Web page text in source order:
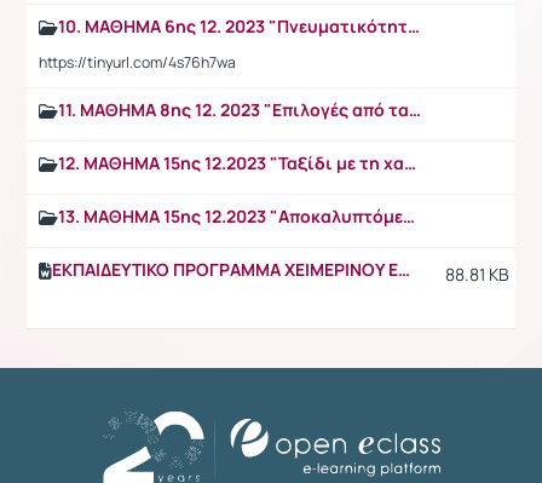
10. MΑΘΗΜΑ 6ης 12. 2023 "Πνευματικότητα και δεξιοσύνη στη μουσική του Γκούσταβ Μάλερ."
https://tinyurl.com/4s76h7wa
11. MAΘΗΜΑ 8ης 12. 2023 "Επιλογές από τα απομνημονεύματα του ιατρού Χένρι Μαρς "Ή μη βλάπτειν. Ιστορίες για τη ζωή, τον θάνατο και τη χειρουργική εγκεφάλου."
12. ΜΑΘΗΜΑ 15ης 12.2023 "Ταξίδι με τη χαρά της ζωής στις εικαστικές τέχνες"
13. ΜΑΘΗΜΑ 15ης 12.2023 "Αποκαλυπτόμενοι μπροστά στη γέννηση: η νέα ζωή μέσα από τον φωτογραφικό φακό. Απολογισμός διεξαγωγής μαθήματος MED2135"
ΕΚΠΑΙΔΕΥΤΙΚΟ ΠΡΟΓΡΑΜΜΑ ΧΕΙΜΕΡΙΝΟΥ ΕΞΑΜΗΝΟΥ 2023-4 88.81 KB